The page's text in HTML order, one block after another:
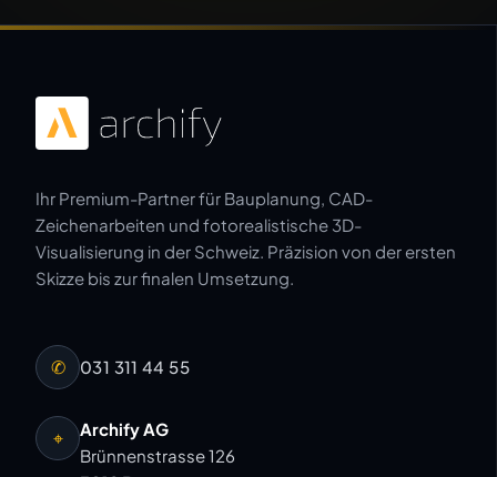
Ihr Premium-Partner für Bauplanung, CAD-
Zeichenarbeiten und fotorealistische 3D-
Visualisierung in der Schweiz. Präzision von der ersten
Skizze bis zur finalen Umsetzung.
✆ 031 311 44 55
⌖
Archify AG
Brünnenstrasse 126